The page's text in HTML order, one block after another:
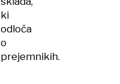
ki
odloča
o
prejemnikih.